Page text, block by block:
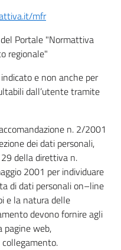
mfr
Portale "Normattiva
regionale"
e non anche per
dall’utente tramite
n. 2/2001
dei dati personali,
della direttiva n.
2001 per individuare
di dati personali on–line
e la natura delle
devono fornire agli
pagine web,